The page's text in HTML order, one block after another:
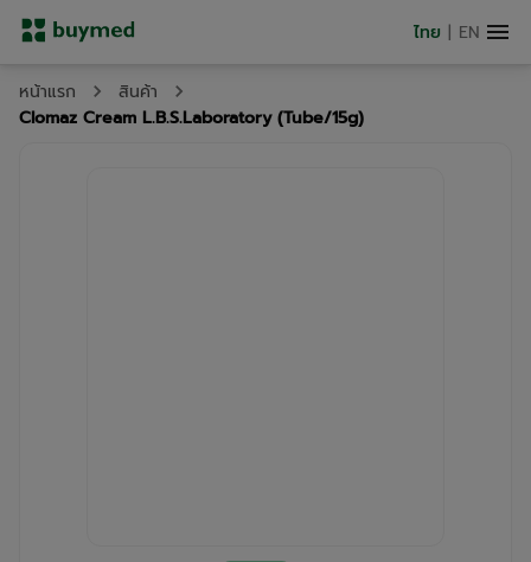
ไทย | EN
หน้าแรก
สินค้า
Clomaz Cream L.B.S.Laboratory (Tube/15g)